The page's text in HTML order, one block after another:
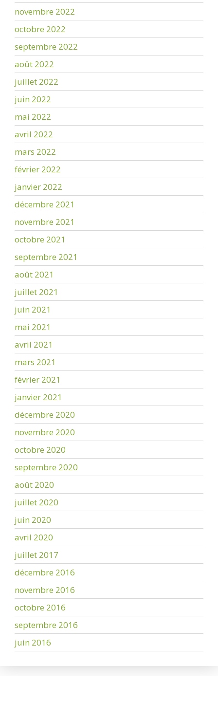
novembre 2022
octobre 2022
septembre 2022
août 2022
juillet 2022
juin 2022
mai 2022
avril 2022
mars 2022
février 2022
janvier 2022
décembre 2021
novembre 2021
octobre 2021
septembre 2021
août 2021
juillet 2021
juin 2021
mai 2021
avril 2021
mars 2021
février 2021
janvier 2021
décembre 2020
novembre 2020
octobre 2020
septembre 2020
août 2020
juillet 2020
juin 2020
avril 2020
juillet 2017
décembre 2016
novembre 2016
octobre 2016
septembre 2016
juin 2016